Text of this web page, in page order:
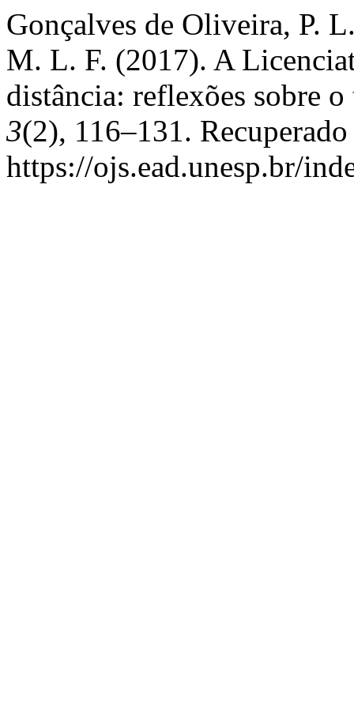
Gonçalves de Oliveira, P.
M. L. F. (2017). A
distância: reflexões sobre
3(2), 116–131. Recuperado
https://ojs.ead.unesp.br/